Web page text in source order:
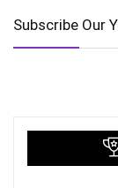
Subscribe Our